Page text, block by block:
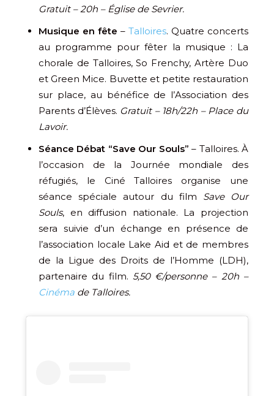
Gratuit – 20h – Église de Sevrier.
Musique en fête – Talloires. Quatre concerts
au programme pour fêter la musique : La
chorale de Talloires, So Frenchy, Artère Duo
et Green Mice. Buvette et petite restauration
sur place, au bénéfice de l’Association des
Parents d’Élèves. Gratuit – 18h/22h – Place du
Lavoir.
Séance Débat “Save Our Souls” – Talloires. À
l’occasion de la Journée mondiale des
réfugiés, le Ciné Talloires organise une
séance spéciale autour du film Save Our
Souls, en diffusion nationale. La projection
sera suivie d’un échange en présence de
l’association locale Lake Aid et de membres
de la Ligue des Droits de l’Homme (LDH),
partenaire du film. 5,50 €/personne – 20h –
Cinéma de Talloires.